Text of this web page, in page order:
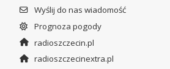
Wyślij do nas wiadomość
Prognoza pogody
radioszczecin.pl
radioszczecinextra.pl